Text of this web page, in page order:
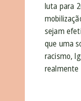
luta para
sejam
que uma
racismo,
realmente